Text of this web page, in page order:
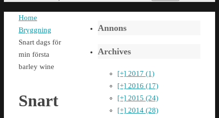
Home
Bryggning
Snart dags för
min första
barley wine
Snart
Annons
Archives
[+] 2017 (1)
[+] 2016 (17)
[+] 2015 (24)
[+] 2014 (28)